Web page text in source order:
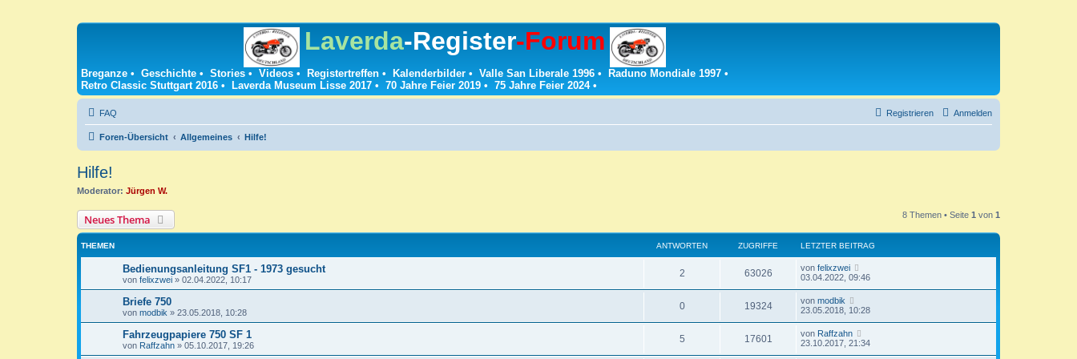
Laverda-Register-Forum
Breganze • Geschichte • Stories • Videos • Registertreffen • Kalenderbilder • Valle San Liberale 1996 • Raduno Mondiale 1997 •
Retro Classic Stuttgart 2016 • Laverda Museum Lisse 2017 • 70 Jahre Feier 2019 • 75 Jahre Feier 2024•
FAQ Anmelden
Registrieren
Foren-Übersicht Allgemeines Hilfe!
Hilfe!
Moderator: Jürgen W.
Neues Thema 8 Themen • Seite 1 von 1
THEMEN ANTWORTEN ZUGRIFFE LETZTER BEITRAG
Bedienungsanleitung SF1 - 1973 gesucht
von felixzwei » 02.04.2022, 10:17
2A
n
w
o
63026Z
u
i
L
e
t
e
r
B
e
i
von felixzwei
03.04.2022, 09:46
Briefe 750
von modbik » 23.05.2018, 10:28
0A
n
19324Z
u
L
e
t
e
von modbik
23.05.2018, 10:28
Fahrzeugpapiere 750 SF 1
von Raffzahn » 05.10.2017, 19:26
5A
17601
L
e
von Raffzahn
23.10.2017, 21:34